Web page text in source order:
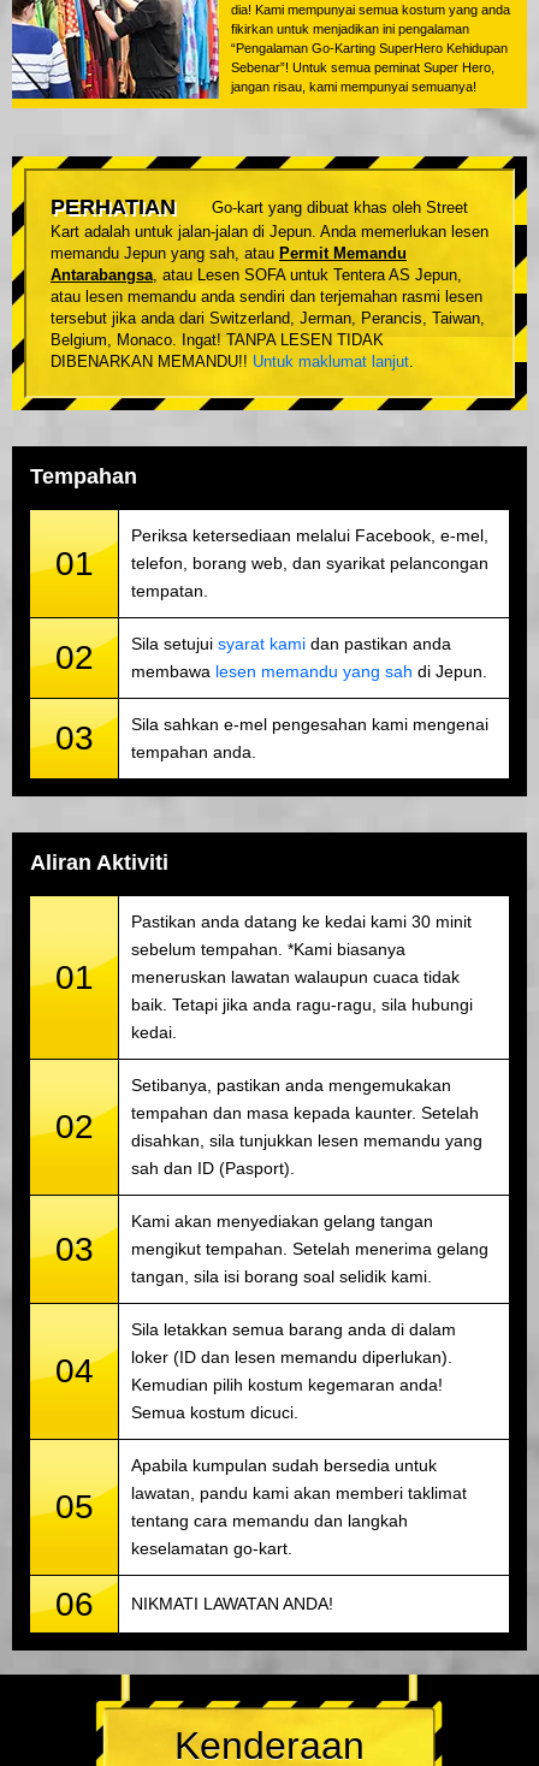
dia! Kami mempunyai semua kostum yang anda
fikirkan untuk menjadikan ini pengalaman
“Pengalaman Go-Karting SuperHero Kehidupan
Sebenar”! Untuk semua peminat Super Hero,
jangan risau, kami mempunyai semuanya!
PERHATIAN
Go-kart yang dibuat khas oleh Street
Kart adalah untuk jalan-jalan di Jepun. Anda memerlukan lesen
memandu Jepun yang sah, atau Permit Memandu
Antarabangsa, atau Lesen SOFA untuk Tentera AS Jepun,
atau lesen memandu anda sendiri dan terjemahan rasmi lesen
tersebut jika anda dari Switzerland, Jerman, Perancis, Taiwan,
Belgium, Monaco. Ingat! TANPA LESEN TIDAK
DIBENARKAN MEMANDU!! Untuk maklumat lanjut.
Tempahan
01
Periksa ketersediaan melalui Facebook, e-mel,
telefon, borang web, dan syarikat pelancongan
tempatan.
02 Sila setujui syarat kami dan pastikan anda
membawa lesen memandu yang sah di Jepun.
03
Sila sahkan e-mel pengesahan kami mengenai
tempahan anda.
Aliran Aktiviti
01
Pastikan anda datang ke kedai kami 30 minit
sebelum tempahan. *Kami biasanya
meneruskan lawatan walaupun cuaca tidak
baik. Tetapi jika anda ragu-ragu, sila hubungi
kedai.
02
Setibanya, pastikan anda mengemukakan
tempahan dan masa kepada kaunter. Setelah
disahkan, sila tunjukkan lesen memandu yang
sah dan ID (Pasport).
03
Kami akan menyediakan gelang tangan
mengikut tempahan. Setelah menerima gelang
tangan, sila isi borang soal selidik kami.
04
Sila letakkan semua barang anda di dalam
loker (ID dan lesen memandu diperlukan).
Kemudian pilih kostum kegemaran anda!
Semua kostum dicuci.
05
Apabila kumpulan sudah bersedia untuk
lawatan, pandu kami akan memberi taklimat
tentang cara memandu dan langkah
keselamatan go-kart.
06 NIKMATI LAWATAN ANDA!
Kenderaan